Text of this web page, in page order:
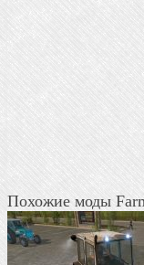
Похожие моды